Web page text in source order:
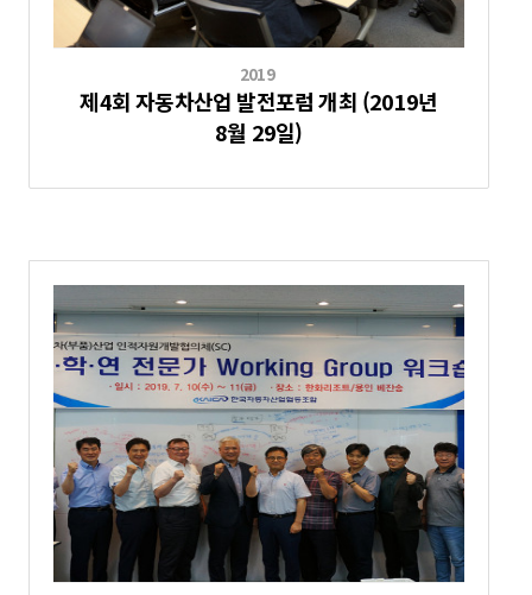
2019
제4회 자동차산업 발전포럼 개최 (2019년
8월 29일)